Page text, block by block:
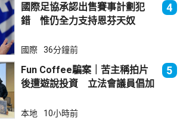
國際足協承認出售賽事計劃犯
錯 惟仍全力支持恩芬天奴
4
國際 36分鐘前
Fun Coffee騙案｜苦主稱拍片
後遭遊說投資 立法會議員倡加
5
本地 10小時前